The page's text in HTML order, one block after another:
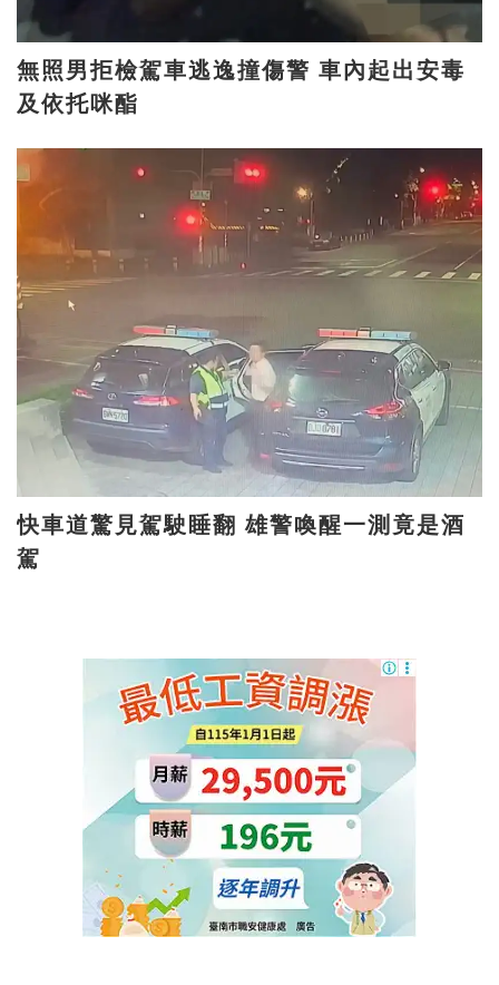
無照男拒檢駕車逃逸撞傷警 車內起出安毒
及依托咪酯
快車道驚見駕駛睡翻 雄警喚醒一測竟是酒
駕